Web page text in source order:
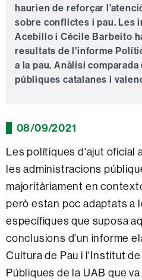
haurien de reforçar
sobre conflictes i pau. Les
Acebillo i Cécile Barbeito
resultats de l'informe
a la pau. Anàlisi
públiques catalanes i
08/09/2021
Les polítiques d'ajut oficial
les administracions
majoritàriament en
però estan poc adaptats a
específiques que suposa
conclusions d'un informe
Cultura de Pau i l'Institut
Públiques de la UAB que